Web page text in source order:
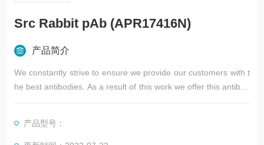
Src Rabbit pAb (APR17416N)
产品简介
We constantly strive to ensure we provide our customers with t
he best antibodies. As a result of this work we offer this antibod
y in purified format.
产品型号：